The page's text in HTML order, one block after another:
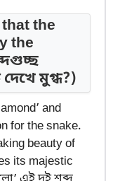
the
the
মুগ্ধ?)
and
for the snake.
beauty of
its majestic